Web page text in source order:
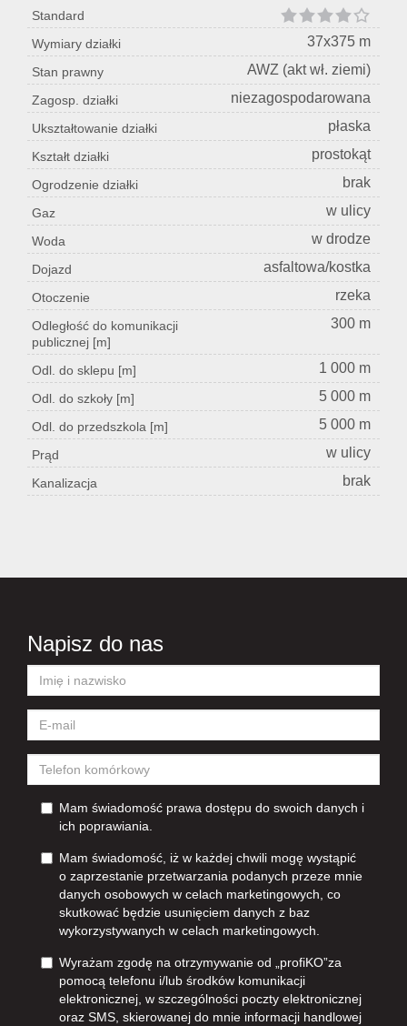
Standard
Wymiary działki
37x375 m
Stan prawny AWZ (akt wł. ziemi)
Zagosp. działki niezagospodarowana
Ukształtowanie działki płaska
Kształt działki prostokąt
Ogrodzenie działki brak
Gaz w ulicy
Woda w drodze
Dojazd asfaltowa/kostka
Otoczenie rzeka
Odległość do komunikacji
publicznej [m]
300 m
Odl. do sklepu [m] 1 000 m
Odl. do szkoły [m] 5 000 m
Odl. do przedszkola [m] 5 000 m
Prąd w ulicy
Kanalizacja brak
Napisz do nas
Mam świadomość prawa dostępu do swoich danych i
ich poprawiania.
Mam świadomość, iż w każdej chwili mogę wystąpić
o zaprzestanie przetwarzania podanych przeze mnie
danych osobowych w celach marketingowych, co
skutkować będzie usunięciem danych z baz
wykorzystywanych w celach marketingowych.
Wyrażam zgodę na otrzymywanie od „profiKO”za
pomocą telefonu i/lub środków komunikacji
elektronicznej, w szczególności poczty elektronicznej
oraz SMS, skierowanej do mnie informacji handlowej